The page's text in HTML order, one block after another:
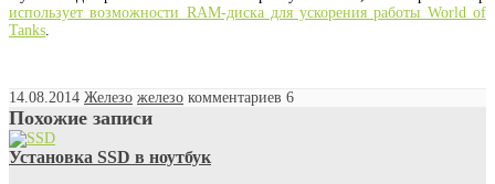
использует возможности RAM-диска для ускорения работы World of
Tanks.
14.08.2014 Железо железо комментариев 6
Похожие записи
Установка SSD в ноутбук